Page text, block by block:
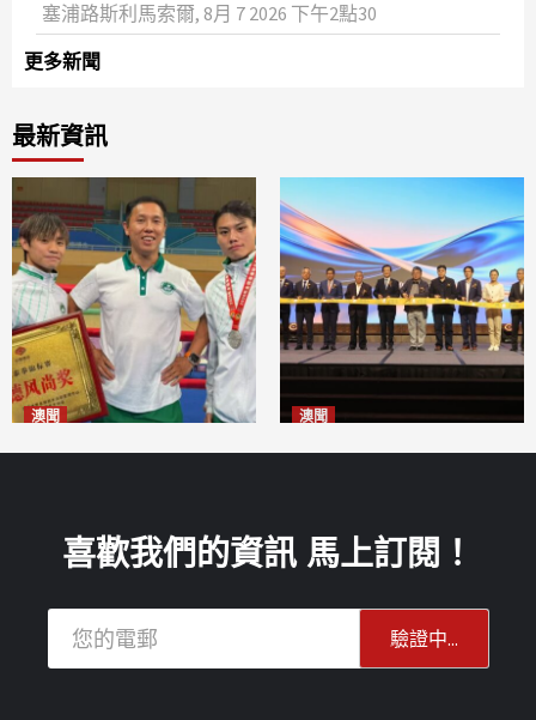
塞浦路斯利馬索爾, 8月 7 2026 下午2點30
更多新聞
最新資訊
澳聞 澳聞
喜歡我們的資訊 馬上訂閱！